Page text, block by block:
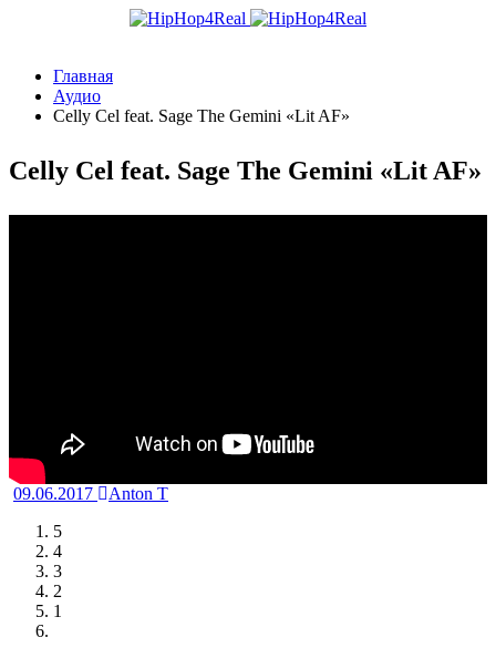
Главная
Аудио
Celly Cel feat. Sage The Gemini «Lit AF»
Celly Cel feat. Sage The Gemini «Lit AF»
09.06.2017
Anton T
5
4
3
2
1